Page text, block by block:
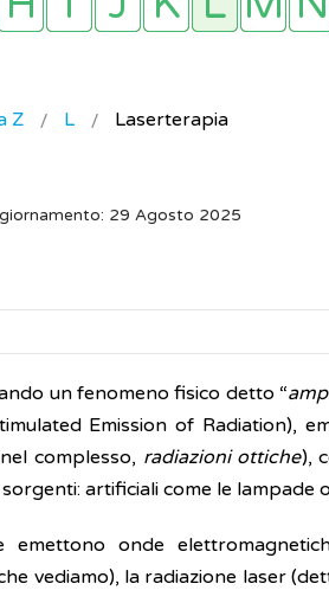
Z L Laserterapia
29 Agosto 2025
un fenomeno fisico detto “
Emission of Radiation),
complesso, radiazioni ottiche),
artificiali come le lampade
onde
vediamo), la radiazione laser